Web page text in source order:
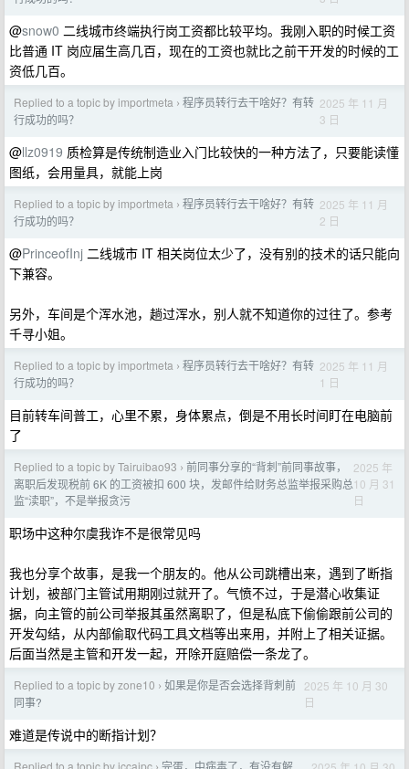
@snow0 二线城市终端执行岗工资都比较平均。我刚入职的时候工资
比普通 IT 岗应届生高几百，现在的工资也就比之前干开发的时候的工
资低几百。
Replied to a topic by importmeta › 程序员转行去干啥好？有转
行成功的吗？
2025 年 11 月
3 日
@llz0919 质检算是传统制造业入门比较快的一种方法了，只要能读懂
图纸，会用量具，就能上岗
Replied to a topic by importmeta › 程序员转行去干啥好？有转
行成功的吗？
2025 年 11 月
2 日
@PrinceofInj 二线城市 IT 相关岗位太少了，没有别的技术的话只能向
下兼容。
另外，车间是个浑水池，趟过浑水，别人就不知道你的过往了。参考
千寻小姐。
Replied to a topic by importmeta › 程序员转行去干啥好？有转
行成功的吗？
2025 年 11 月
1 日
目前转车间普工，心里不累，身体累点，倒是不用长时间盯在电脑前
了
Replied to a topic by Tairuibao93 › 前同事分享的“背刺”前同事故事，
离职后发现税前 6K 的工资被扣 600 块，发邮件给财务总监举报采购总
监“渎职”，不是举报贪污
2025 年
10 月 31
日
职场中这种尔虞我诈不是很常见吗
我也分享个故事，是我一个朋友的。他从公司跳槽出来，遇到了断指
计划，被部门主管试用期刚过就开了。气愤不过，于是潜心收集证
据，向主管的前公司举报其虽然离职了，但是私底下偷偷跟前公司的
开发勾结，从内部偷取代码工具文档等出来用，并附上了相关证据。
后面当然是主管和开发一起，开除开庭赔偿一条龙了。
Replied to a topic by zone10 › 如果是你是否会选择背刺前
同事?
2025 年 10 月 30
日
难道是传说中的断指计划？
Replied to a topic by jccaipc 完蛋，中病毒了，有没有解